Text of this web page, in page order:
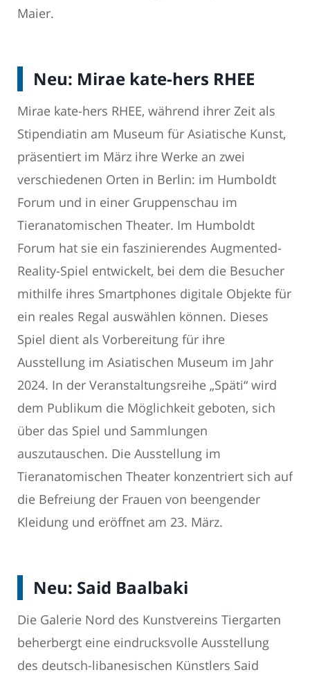
Maier.
Neu: Mirae kate-hers RHEE
Mirae kate-hers RHEE, während ihrer Zeit als
Stipendiatin am Museum für Asiatische Kunst,
präsentiert im März ihre Werke an zwei
verschiedenen Orten in Berlin: im Humboldt
Forum und in einer Gruppenschau im
Tieranatomischen Theater. Im Humboldt
Forum hat sie ein faszinierendes Augmented-
Reality-Spiel entwickelt, bei dem die Besucher
mithilfe ihres Smartphones digitale Objekte für
ein reales Regal auswählen können. Dieses
Spiel dient als Vorbereitung für ihre
Ausstellung im Asiatischen Museum im Jahr
2024. In der Veranstaltungsreihe „Späti“ wird
dem Publikum die Möglichkeit geboten, sich
über das Spiel und Sammlungen
auszutauschen. Die Ausstellung im
Tieranatomischen Theater konzentriert sich auf
die Befreiung der Frauen von beengender
Kleidung und eröffnet am 23. März.
Neu: Said Baalbaki
Die Galerie Nord des Kunstvereins Tiergarten
beherbergt eine eindrucksvolle Ausstellung
des deutsch-libanesischen Künstlers Said